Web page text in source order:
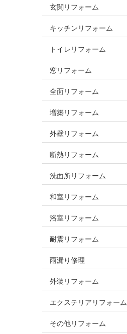
玄関リフォーム
キッチンリフォーム
トイレリフォーム
窓リフォーム
全面リフォーム
増築リフォーム
外壁リフォーム
断熱リフォーム
洗面所リフォーム
和室リフォーム
浴室リフォーム
耐震リフォーム
雨漏り修理
外装リフォーム
エクステリアリフォーム
その他リフォーム